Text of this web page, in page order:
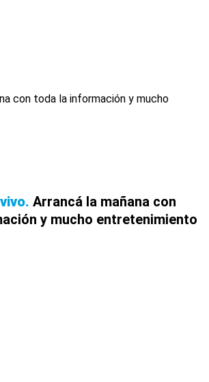
Arrancá la mañana con
y mucho entretenimiento